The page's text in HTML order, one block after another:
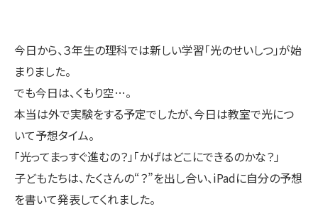
今日から、３年生の理科では新しい学習「光のせいしつ」が始
まりました。
でも今日は、くもり空…。
本当は外で実験をする予定でしたが、今日は教室で光につ
いて予想タイム。
「光ってまっすぐ進むの？」「かげはどこにできるのかな？」
子どもたちは、たくさんの“？”を出し合い、iPadに自分の予想
を書いて発表してくれました。